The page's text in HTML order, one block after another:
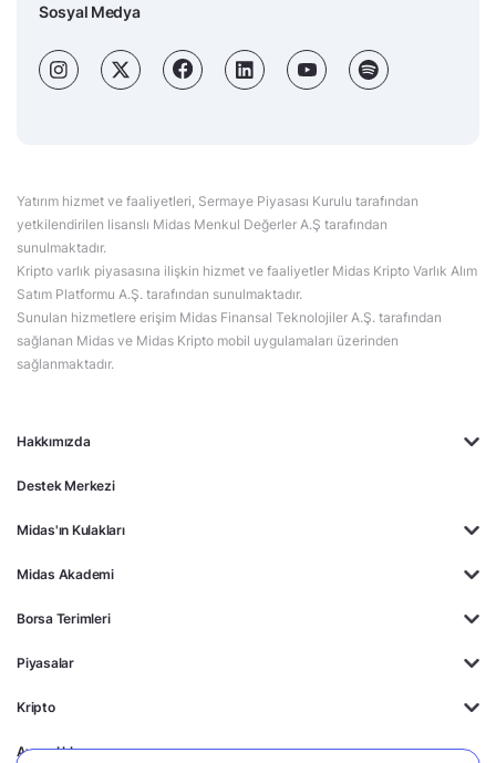
Hakkımızda
Destek Merkezi
Midas'ın Kulakları
Midas Akademi
Borsa Terimleri
Piyasalar
Kripto
Ayrıcalıklar
Sosyal Medya
Yatırım hizmet ve faaliyetleri, Sermaye Piyasası Kurulu tarafından
yetkilendirilen lisanslı Midas Menkul Değerler A.Ş tarafından
sunulmaktadır.
Kripto varlık piyasasına ilişkin hizmet ve faaliyetler Midas Kripto Varlık Alım
Satım Platformu A.Ş. tarafından sunulmaktadır.
Sunulan hizmetlere erişim Midas Finansal Teknolojiler A.Ş. tarafından
sağlanan Midas ve Midas Kripto mobil uygulamaları üzerinden
sağlanmaktadır.